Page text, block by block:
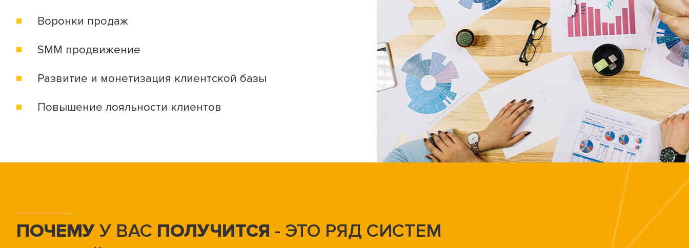
Воронки продаж
SMM продвижение
Развитие и монетизация клиентской базы
Повышение лояльности клиентов
ПОЧЕМУ У ВАС ПОЛУЧИТСЯ - ЭТО РЯД СИСТЕМ